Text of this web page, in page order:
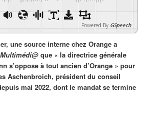
Powered By GSpeech
une source interne chez Orange a
que « la directrice générale
s’oppose à tout ancien d’Orange » pour
Aschenbroich, président du conseil
mai 2022, dont le mandat se termine